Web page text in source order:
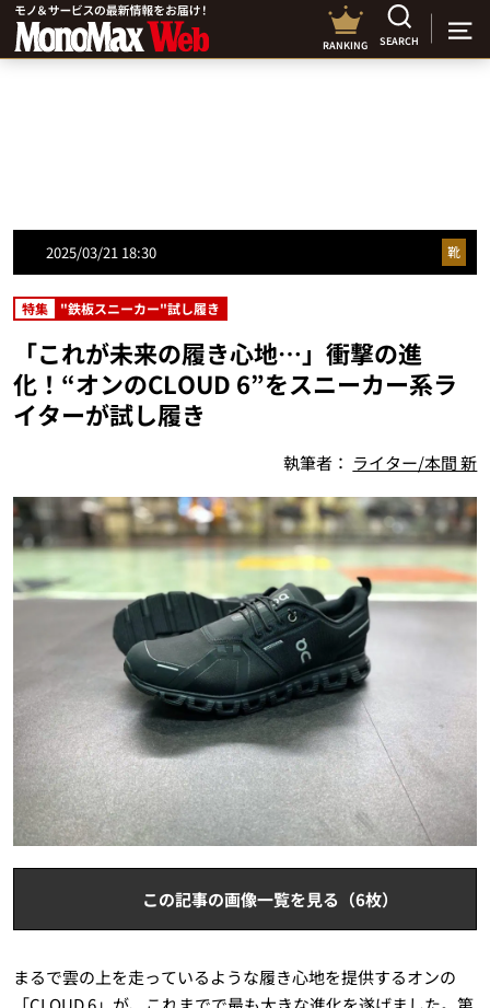
RANKING SEARCH
2025/03/21 18:30 靴
特集 "鉄板スニーカー"試し履き
「これが未来の履き心地…」衝撃の進
化！“オンのCLOUD 6”をスニーカー系ラ
イターが試し履き
執筆者： ライター/本間 新
この記事の画像一覧を見る（6枚）
まるで雲の上を走っているような履き心地を提供するオンの